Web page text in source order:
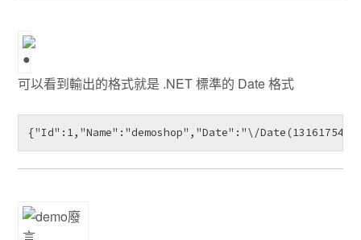
可以看到輸出的格式就是 .NET 標準的 Date 格式
{"Id":1,"Name":"demoshop","Date":"\/